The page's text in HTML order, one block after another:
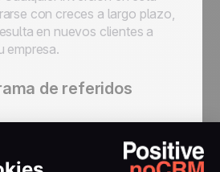
con creces a largo plazo,
en nuevos clientes a
empresa.
de referidos
en tu organización,
Los programas de